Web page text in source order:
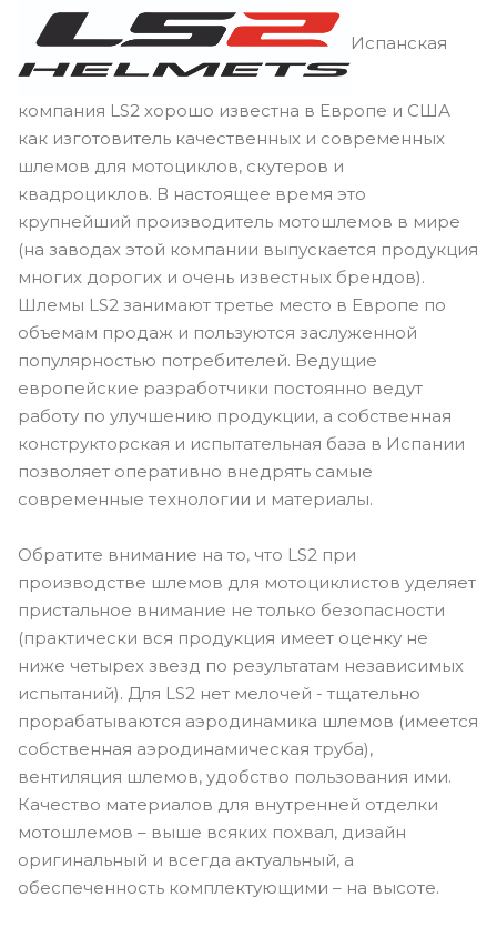
Испанская
компания LS2 хорошо известна в Европе и США
как изготовитель качественных и современных
шлемов для мотоциклов, скутеров и
квадроциклов. В настоящее время это
крупнейший производитель мотошлемов в мире
(на заводах этой компании выпускается продукция
многих дорогих и очень известных брендов).
Шлемы LS2 занимают третье место в Европе по
объемам продаж и пользуются заслуженной
популярностью потребителей. Ведущие
европейские разработчики постоянно ведут
работу по улучшению продукции, а собственная
конструкторская и испытательная база в Испании
позволяет оперативно внедрять самые
современные технологии и материалы.
Обратите внимание на то, что LS2 при
производстве шлемов для мотоциклистов уделяет
пристальное внимание не только безопасности
(практически вся продукция имеет оценку не
ниже четырех звезд по результатам независимых
испытаний). Для LS2 нет мелочей - тщательно
прорабатываются аэродинамика шлемов (имеется
собственная аэродинамическая труба),
вентиляция шлемов, удобство пользования ими.
Качество материалов для внутренней отделки
мотошлемов – выше всяких похвал, дизайн
оригинальный и всегда актуальный, а
обеспеченность комплектующими – на высоте.